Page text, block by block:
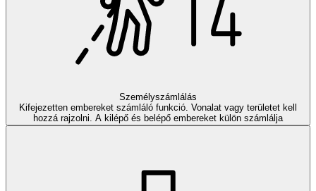
Személyszámlálás
Kifejezetten embereket számláló funkció. Vonalat vagy területet kell
hozzá rajzolni. A kilépő és belépő embereket külön számlálja